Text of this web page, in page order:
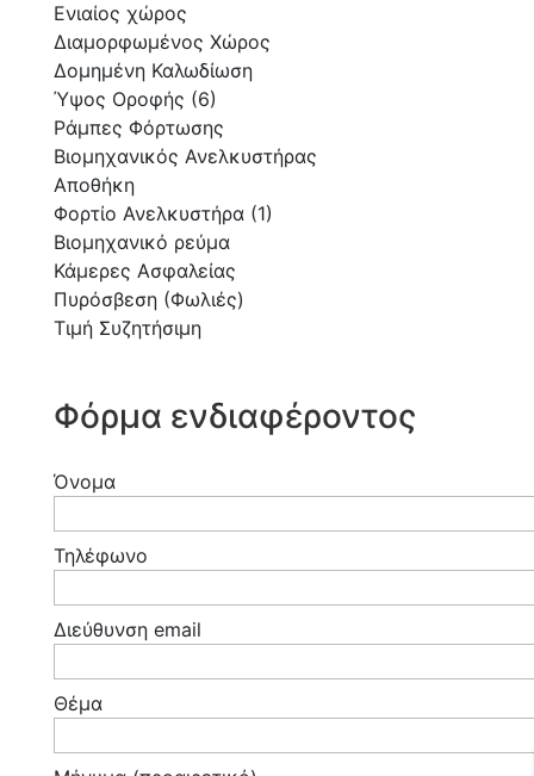
Ενιαίος χώρος
Διαμορφωμένος Χώρος
Δομημένη Καλωδίωση
Ύψος Οροφής (6)
Ράμπες Φόρτωσης
Βιομηχανικός Ανελκυστήρας
Αποθήκη
Φορτίο Ανελκυστήρα (1)
Βιομηχανικό ρεύμα
Κάμερες Ασφαλείας
Πυρόσβεση (Φωλιές)
Τιμή Συζητήσιμη
Φόρμα ενδιαφέροντος
Όνομα
Τηλέφωνο
Διεύθυνση email
Θέμα